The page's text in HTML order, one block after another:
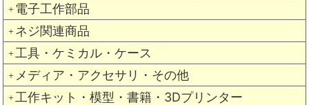
＋ 電子工作部品
＋ ネジ関連商品
＋ 工具・ケミカル・ケース
＋ メディア・アクセサリ・その他
＋ 工作キット・模型・書籍・3Dプリンター